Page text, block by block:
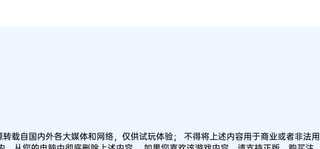
载自国内外各大媒体和网络，仅供试玩体验； 不得将上述内容用于商业或者非法用